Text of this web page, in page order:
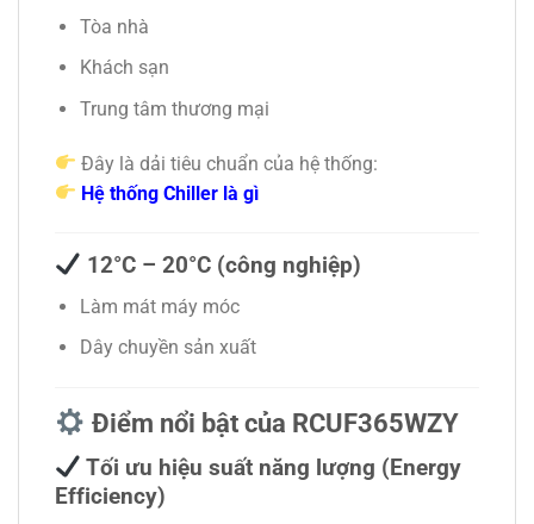
Tòa nhà
Khách sạn
Trung tâm thương mại
Đây là dải tiêu chuẩn của hệ thống:
Hệ thống Chiller là gì
12°C – 20°C (công nghiệp)
Làm mát máy móc
Dây chuyền sản xuất
Điểm nổi bật của RCUF365WZY
Tối ưu hiệu suất năng lượng (Energy
Efficiency)